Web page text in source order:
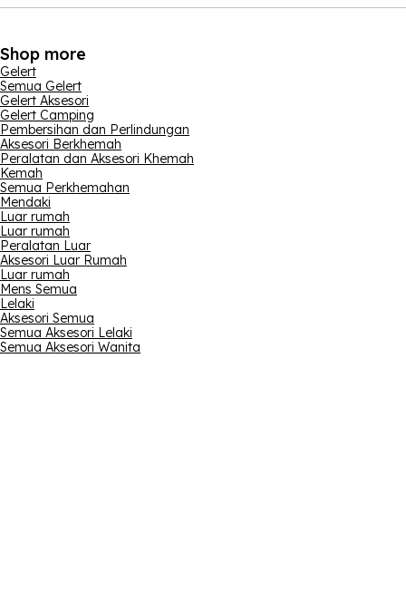
Shop more
Gelert
Semua Gelert
Gelert Aksesori
Gelert Camping
Pembersihan dan Perlindungan
Aksesori Berkhemah
Peralatan dan Aksesori Khemah
Kemah
Semua Perkhemahan
Mendaki
Luar rumah
Luar rumah
Peralatan Luar
Aksesori Luar Rumah
Luar rumah
Mens Semua
Lelaki
Aksesori Semua
Semua Aksesori Lelaki
Semua Aksesori Wanita